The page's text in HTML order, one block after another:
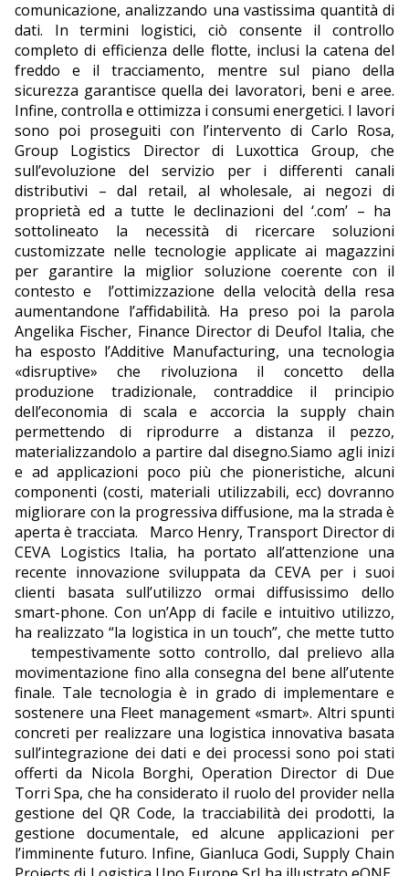
comunicazione, analizzando una vastissima quantità di
dati. In termini logistici, ciò consente il controllo
completo di efficienza delle flotte, inclusi la catena del
freddo e il tracciamento, mentre sul piano della
sicurezza garantisce quella dei lavoratori, beni e aree.
Infine, controlla e ottimizza i consumi energetici. I lavori
sono poi proseguiti con l’intervento di Carlo Rosa,
Group Logistics Director di Luxottica Group, che
sull’evoluzione del servizio per i differenti canali
distributivi – dal retail, al wholesale, ai negozi di
proprietà ed a tutte le declinazioni del ‘.com’ – ha
sottolineato la necessità di ricercare soluzioni
customizzate nelle tecnologie applicate ai magazzini
per garantire la miglior soluzione coerente con il
contesto e l’ottimizzazione della velocità della resa
aumentandone l’affidabilità. Ha preso poi la parola
Angelika Fischer, Finance Director di Deufol Italia, che
ha esposto l’Additive Manufacturing, una tecnologia
«disruptive» che rivoluziona il concetto della
produzione tradizionale, contraddice il principio
dell’economia di scala e accorcia la supply chain
permettendo di riprodurre a distanza il pezzo,
materializzandolo a partire dal disegno.Siamo agli inizi
e ad applicazioni poco più che pioneristiche, alcuni
componenti (costi, materiali utilizzabili, ecc) dovranno
migliorare con la progressiva diffusione, ma la strada è
aperta è tracciata. Marco Henry, Transport Director di
CEVA Logistics Italia, ha portato all’attenzione una
recente innovazione sviluppata da CEVA per i suoi
clienti basata sull’utilizzo ormai diffusissimo dello
smart-phone. Con un’App di facile e intuitivo utilizzo,
ha realizzato “la logistica in un touch”, che mette tutto
tempestivamente sotto controllo, dal prelievo alla
movimentazione fino alla consegna del bene all’utente
finale. Tale tecnologia è in grado di implementare e
sostenere una Fleet management «smart». Altri spunti
concreti per realizzare una logistica innovativa basata
sull’integrazione dei dati e dei processi sono poi stati
offerti da Nicola Borghi, Operation Director di Due
Torri Spa, che ha considerato il ruolo del provider nella
gestione del QR Code, la tracciabilità dei prodotti, la
gestione documentale, ed alcune applicazioni per
l’imminente futuro. Infine, Gianluca Godi, Supply Chain